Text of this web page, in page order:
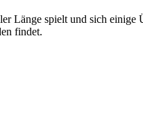
Länge spielt und sich einige
findet.